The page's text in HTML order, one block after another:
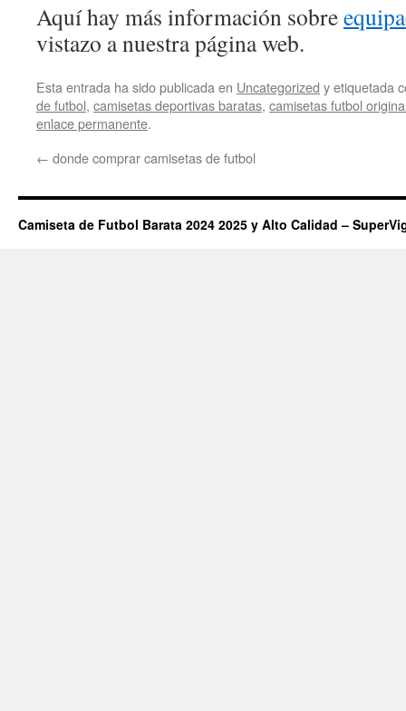
Aquí hay más información sobre
vistazo a nuestra página web.
Esta entrada ha sido publicada en Uncategorized y etiquetada
de futbol, camisetas deportivas baratas, camisetas futbol
enlace permanente.
← donde comprar camisetas de futbol
Camiseta de Futbol Barata 2024 2025 y Alto Calidad –